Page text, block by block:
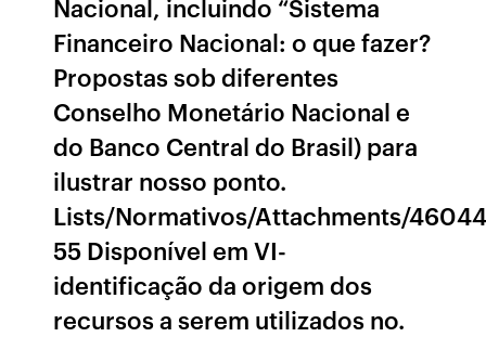
Nacional, incluindo “Sistema
Financeiro Nacional: o que fazer?
Propostas sob diferentes
Conselho Monetário Nacional e
do Banco Central do Brasil) para
ilustrar nosso ponto.
Lists/Normativos/Attachments/
55 Disponível em VI-
identificação da origem dos
recursos a serem utilizados no.